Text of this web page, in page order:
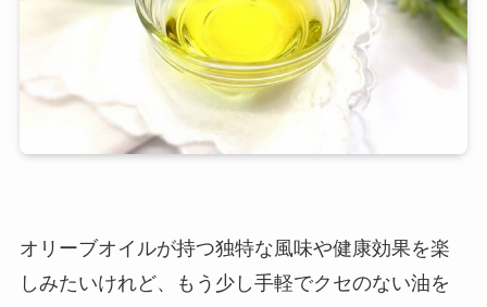
オリーブオイルが持つ独特な風味や健康効果を楽
しみたいけれど、もう少し手軽でクセのない油を